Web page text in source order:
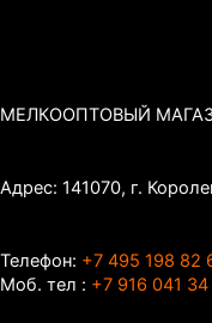
МЕЛКООПТОВЫЙ
Адрес: 141070, г.
Телефон: +7 495 198 82
Моб. тел : +7 916 041